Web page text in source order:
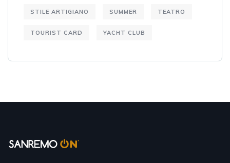
STILE ARTIGIANO SUMMER TEATRO
TOURIST CARD YACHT CLUB